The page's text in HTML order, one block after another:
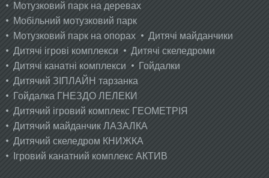
Мотузковий парк на деревах
Мобільний мотузковий парк
Мотузковий парк на опорах
Дитячі майданчики
Дитячі ігрові комплекси
Дитячі скеледроми
Дитячі канатні комплекси
Гойдалки
Дитячий ЗІПЛАЙН тарзанка
Гойдалка ГНЕЗДО ЛЕЛЕКИ
Дитячий ігровий комплекс ГЕОМЕТРІЯ
Дитячий майданчик ЛАЗАЛКА
Дитячий скеледром КНИЖКА
Ігровий канатний комплекс АКТИВ